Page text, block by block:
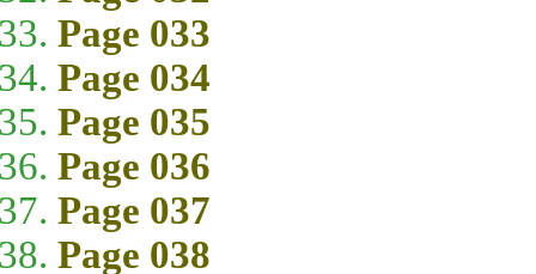
Page 033
Page 034
Page 035
Page 036
Page 037
Page 038